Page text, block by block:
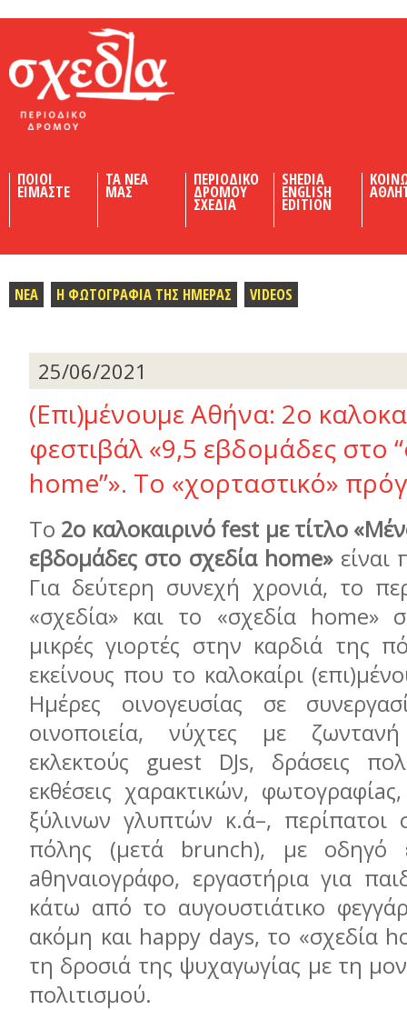
ΠΟΙΟΙ
ΕΙΜΑΣΤΕ
ΤΑ ΝΕΑ
ΜΑΣ
ΠΕΡΙΟΔΙΚΟ
ΔΡΟΜΟΥ
ΣΧΕΔΙΑ
SHEDIA
ENGLISH
EDITION
ΝΕΑ Η ΦΩΤΟΓΡΑΦΙΑ ΤΗΣ ΗΜΕΡΑΣ VIDEOS
25/06/2021
(Επι)μένουμε Αθήνα: 2ο
φεστιβάλ «9,5 εβδομάδες στο
home”». Το «χορταστικό»
Το 2ο καλοκαιρινό fest με τίτλο
εβδομάδες στο σχεδία home»είναι
Για δεύτερη συνεχή χρονιά, το
«σχεδία» και το «σχεδία home»
μικρές γιορτές στην καρδιά της
εκείνους που το καλοκαίρι
Ημέρες οινογευσίας σε
οινοποιεία, νύχτες με
εκλεκτούς guest DJs, δράσεις
εκθέσεις χαρακτικών,
ξύλινων γλυπτών κ.ά–, περίπατοι
πόλης (μετά brunch), με οδηγό
aθηναιογράφο, εργαστήρια για
κάτω από το αυγουστιάτικο
ακόμη και happy days, το «σχεδία
τη δροσιά της ψυχαγωγίας με τη
πολιτισμού.